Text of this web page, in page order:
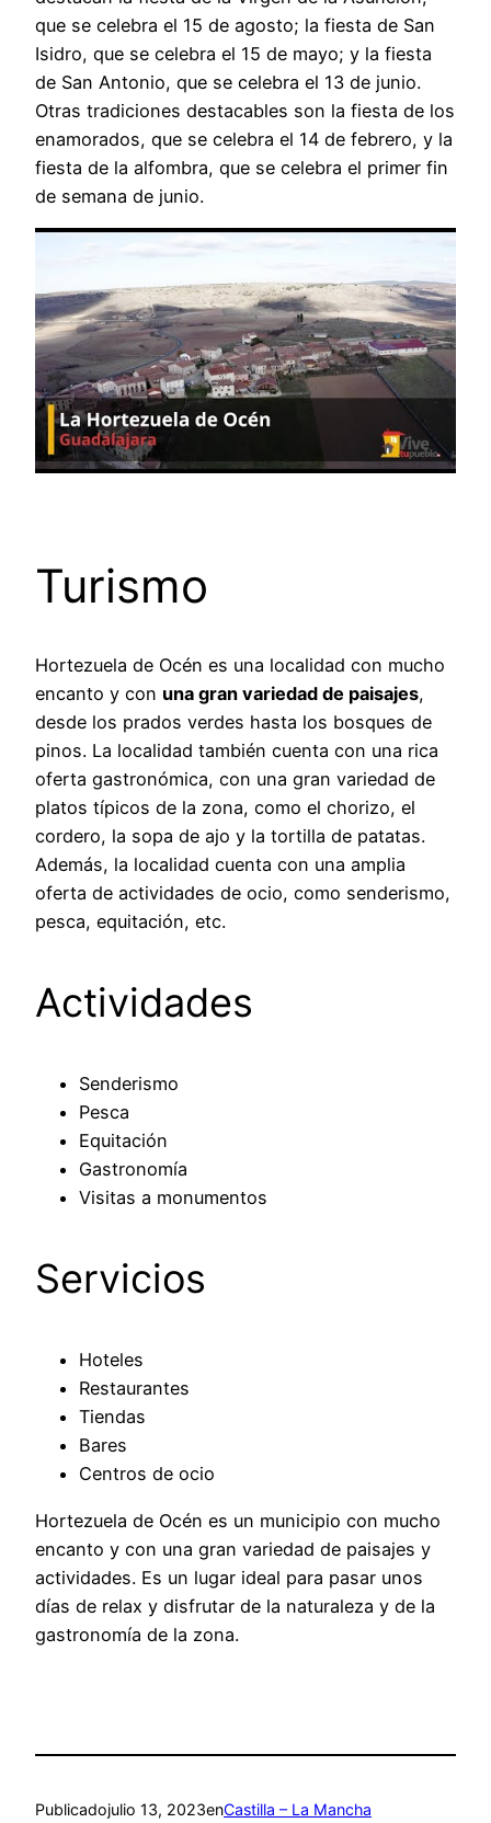
que se celebra el 15 de agosto; la fiesta de San
Isidro, que se celebra el 15 de mayo; y la fiesta
de San Antonio, que se celebra el 13 de junio.
Otras tradiciones destacables son la fiesta de los
enamorados, que se celebra el 14 de febrero, y la
fiesta de la alfombra, que se celebra el primer fin
de semana de junio.
Turismo
Hortezuela de Océn es una localidad con mucho
encanto y con una gran variedad de paisajes,
desde los prados verdes hasta los bosques de
pinos. La localidad también cuenta con una rica
oferta gastronómica, con una gran variedad de
platos típicos de la zona, como el chorizo, el
cordero, la sopa de ajo y la tortilla de patatas.
Además, la localidad cuenta con una amplia
oferta de actividades de ocio, como senderismo,
pesca, equitación, etc.
Actividades
Senderismo
Pesca
Equitación
Gastronomía
Visitas a monumentos
Servicios
Hoteles
Restaurantes
Tiendas
Bares
Centros de ocio
Hortezuela de Océn es un municipio con mucho
encanto y con una gran variedad de paisajes y
actividades. Es un lugar ideal para pasar unos
días de relax y disfrutar de la naturaleza y de la
gastronomía de la zona.
Publicadojulio 13, 2023enCastilla – La Mancha